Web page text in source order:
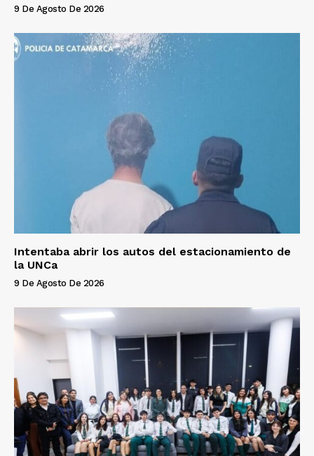
9 De Agosto De 2026
Intentaba abrir los autos del estacionamiento de
la UNCa
9 De Agosto De 2026